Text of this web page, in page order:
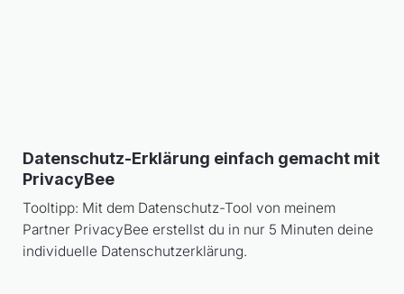
Datenschutz-Erklärung einfach gemacht mit
PrivacyBee
Tooltipp: Mit dem Datenschutz-Tool von meinem
Partner PrivacyBee erstellst du in nur 5 Minuten deine
individuelle Datenschutzerklärung.